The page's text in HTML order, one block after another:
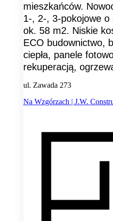
mieszkańców.
1-, 2-, 3-pokojowe
ok. 58 m2. Niskie
ECO budownictwo,
ciepła, panele
rekuperacją,
ul. Zawada 273
Na Wzgórzach | J.W.